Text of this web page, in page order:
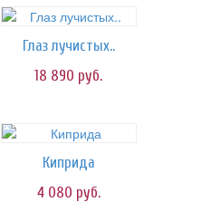
Глаз лучистых..
18 890 руб.
Киприда
4 080 руб.